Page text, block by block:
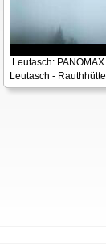
Leutasch: PANOMAX
Leutasch - Rauthhütte